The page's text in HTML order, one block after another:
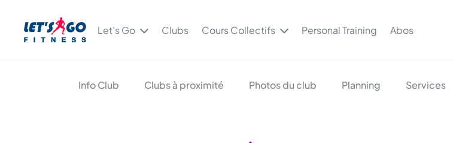
Let's Go Clubs Cours Collectifs Personal Training Abos
Info Club Clubs à proximité Photos du club Planning Services